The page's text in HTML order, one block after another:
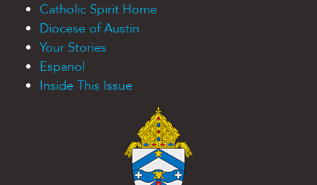
Catholic Spirit Home
Diocese of Austin
Your Stories
Espanol
Inside This Issue